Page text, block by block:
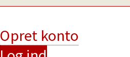
Opret konto